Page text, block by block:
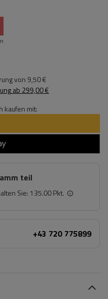
von 9,50 €
ab 299,00 €
kaufen mit:
teil
Sie: 135.00 Pkt.
+43 720 775899